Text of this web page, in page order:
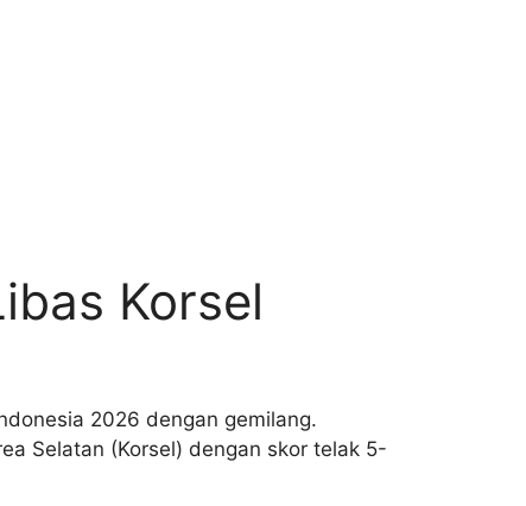
Korsel
2026 dengan gemilang.
Selatan (Korsel) dengan skor telak 5-